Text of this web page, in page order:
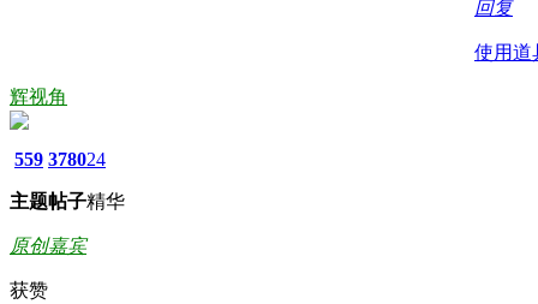
回复
使用道
辉视角
559
主题
3780
帖子
24
精华
原创嘉宾
获赞